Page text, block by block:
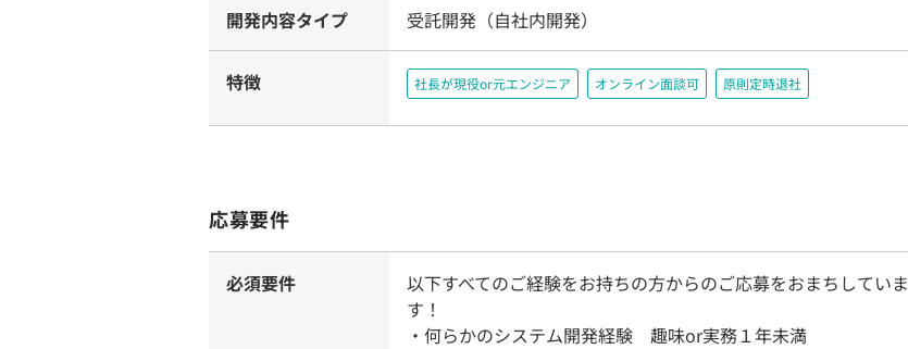
開発内容タイプ 受託開発（自社内開発）
特徴 社長が現役or元エンジニア オンライン面談可 原則定時退社
応募要件
必須要件
以下すべてのご経験をお持ちの方からのご応募をおまちしていま
す！
・何らかのシステム開発経験 趣味or実務１年未満